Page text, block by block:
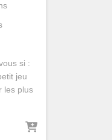
si :
jeu
les plus